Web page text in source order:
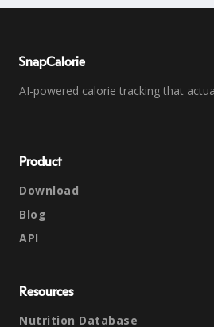
SnapCalorie
AI-powered calorie tracking that
Product
Download
Blog
API
Resources
Nutrition Database